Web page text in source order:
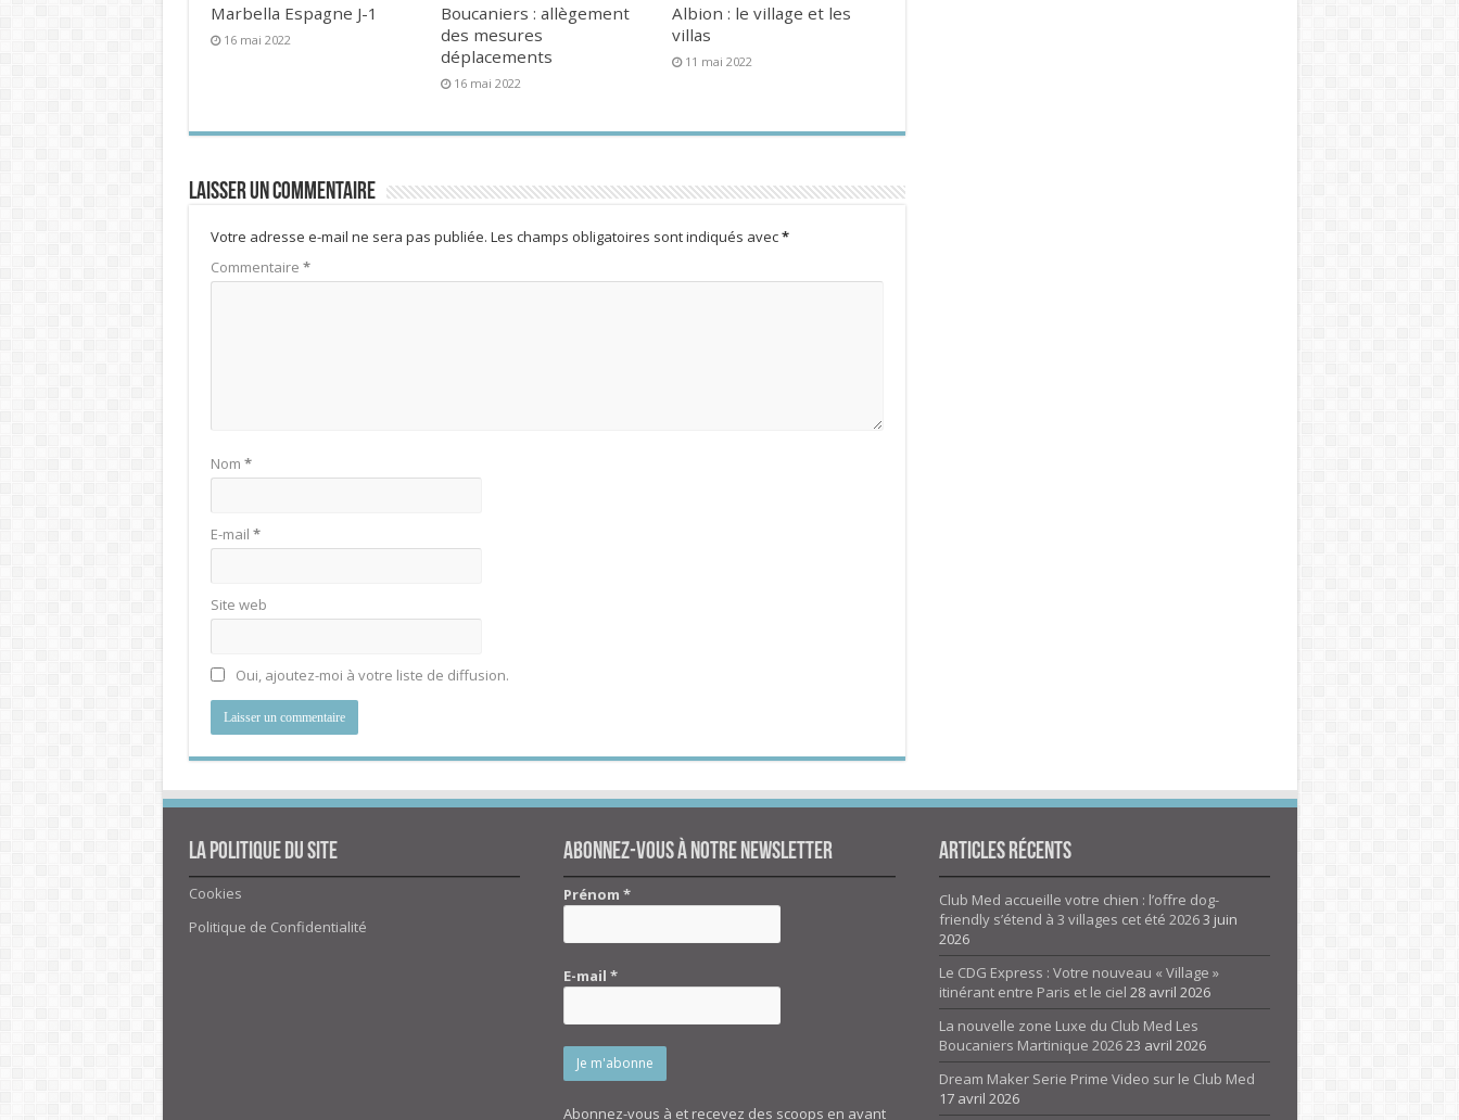
Marbella Espagne J-1
16 mai 2022
Boucaniers : allègement
des mesures
déplacements
16 mai 2022
Albion : le village et les
villas
11 mai 2022
Laisser un commentaire
Votre adresse e-mail ne sera pas publiée. Les champs obligatoires sont indiqués avec*
Commentaire *
Nom *
E-mail *
Site web
Oui, ajoutez-moi à votre liste de diffusion.
La politique du site
Cookies
Politique de Confidentialité
Abonnez-vous à notre newsletter
Prénom*
E-mail*
Abonnez-vous à et recevez des scoops en avant
Articles Récents
Club Med accueille votre chien : l’offre dog-
friendly s’étend à 3 villages cet été 20263 juin
2026
Le CDG Express : Votre nouveau « Village »
itinérant entre Paris et le ciel 28 avril 2026
La nouvelle zone Luxe du Club Med Les
Boucaniers Martinique 202623 avril 2026
Dream Maker Serie Prime Video sur le Club Med
17 avril 2026